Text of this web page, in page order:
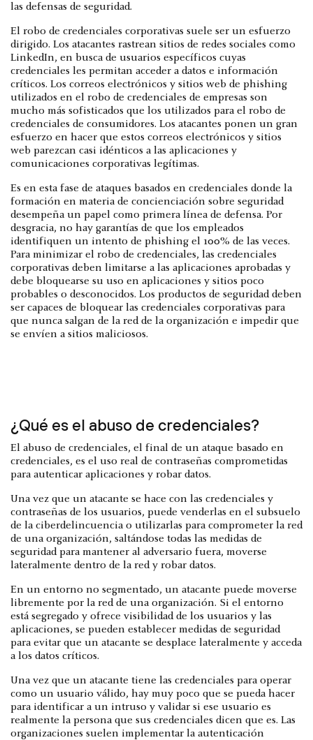
las defensas de seguridad.
El robo de credenciales corporativas suele ser un esfuerzo
dirigido. Los atacantes rastrean sitios de redes sociales como
LinkedIn, en busca de usuarios específicos cuyas
credenciales les permitan acceder a datos e información
críticos. Los correos electrónicos y sitios web de phishing
utilizados en el robo de credenciales de empresas son
mucho más sofisticados que los utilizados para el robo de
credenciales de consumidores. Los atacantes ponen un gran
esfuerzo en hacer que estos correos electrónicos y sitios
web parezcan casi idénticos a las aplicaciones y
comunicaciones corporativas legítimas.
Es en esta fase de ataques basados en credenciales donde la
formación en materia de concienciación sobre seguridad
desempeña un papel como primera línea de defensa. Por
desgracia, no hay garantías de que los empleados
identifiquen un intento de phishing el 100% de las veces.
Para minimizar el robo de credenciales, las credenciales
corporativas deben limitarse a las aplicaciones aprobadas y
debe bloquearse su uso en aplicaciones y sitios poco
probables o desconocidos. Los productos de seguridad deben
ser capaces de bloquear las credenciales corporativas para
que nunca salgan de la red de la organización e impedir que
se envíen a sitios maliciosos.
¿Qué es el abuso de credenciales?
El abuso de credenciales, el final de un ataque basado en
credenciales, es el uso real de contraseñas comprometidas
para autenticar aplicaciones y robar datos.
Una vez que un atacante se hace con las credenciales y
contraseñas de los usuarios, puede venderlas en el subsuelo
de la ciberdelincuencia o utilizarlas para comprometer la red
de una organización, saltándose todas las medidas de
seguridad para mantener al adversario fuera, moverse
lateralmente dentro de la red y robar datos.
En un entorno no segmentado, un atacante puede moverse
libremente por la red de una organización. Si el entorno
está segregado y ofrece visibilidad de los usuarios y las
aplicaciones, se pueden establecer medidas de seguridad
para evitar que un atacante se desplace lateralmente y acceda
a los datos críticos.
Una vez que un atacante tiene las credenciales para operar
como un usuario válido, hay muy poco que se pueda hacer
para identificar a un intruso y validar si ese usuario es
realmente la persona que sus credenciales dicen que es. Las
organizaciones suelen implementar la autenticación